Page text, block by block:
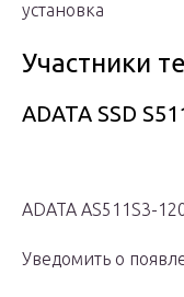
установка
Участники
ADATA SSD
ADATA AS511S3-
Уведомить о